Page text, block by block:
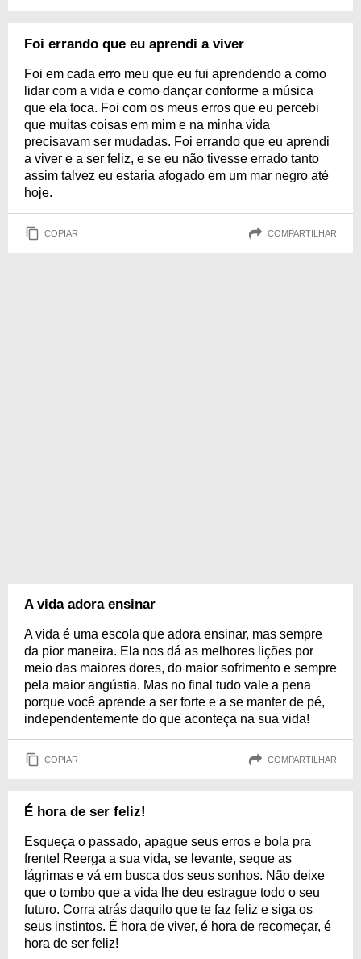
Foi errando que eu aprendi a viver
Foi em cada erro meu que eu fui aprendendo a como
lidar com a vida e como dançar conforme a música
que ela toca. Foi com os meus erros que eu percebi
que muitas coisas em mim e na minha vida
precisavam ser mudadas. Foi errando que eu aprendi
a viver e a ser feliz, e se eu não tivesse errado tanto
assim talvez eu estaria afogado em um mar negro até
hoje.
COPIAR COMPARTILHAR
A vida adora ensinar
A vida é uma escola que adora ensinar, mas sempre
da pior maneira. Ela nos dá as melhores lições por
meio das maiores dores, do maior sofrimento e sempre
pela maior angústia. Mas no final tudo vale a pena
porque você aprende a ser forte e a se manter de pé,
independentemente do que aconteça na sua vida!
COPIAR COMPARTILHAR
É hora de ser feliz!
Esqueça o passado, apague seus erros e bola pra
frente! Reerga a sua vida, se levante, seque as
lágrimas e vá em busca dos seus sonhos. Não deixe
que o tombo que a vida lhe deu estrague todo o seu
futuro. Corra atrás daquilo que te faz feliz e siga os
seus instintos. É hora de viver, é hora de recomeçar, é
hora de ser feliz!